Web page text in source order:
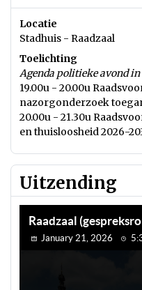
Locatie
Stadhuis - Raadzaal
Toelichting
Agenda politieke avond in
19.00u - 20.00u
nazorgonderzoek
20.00u - 21.30u
en thuisloosheid 2026-
Uitzending